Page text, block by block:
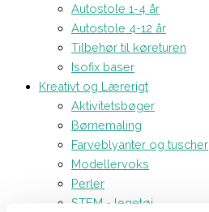
Autostole 1-4 år
Autostole 4-12 år
Tilbehør til køreturen
Isofix baser
Kreativt og Lærerigt
Aktivitetsbøger
Børnemaling
Farveblyanter og tuscher
Modellervoks
Perler
STEM - legetøj